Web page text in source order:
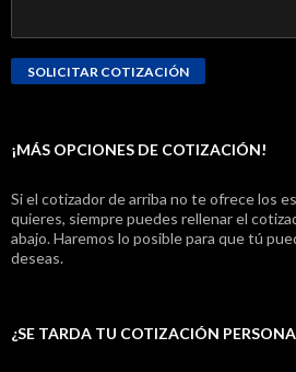
¡MÁS OPCIONES DE COTIZACIÓN!
Si el cotizador de arriba no te ofrece los
quieres, siempre puedes rellenar el
abajo. Haremos lo posible para que tú
deseas.
¿SE TARDA TU COTIZACIÓN